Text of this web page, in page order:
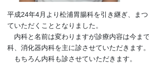
平成24年4月より松浦胃腸科を引き継ぎ、ま
ていただくこととなりました。
内科と名前は変わりますが診療内容は今ま
科、消化器内科を主に診させていただきます。
もちろん内科も診させていただきます。